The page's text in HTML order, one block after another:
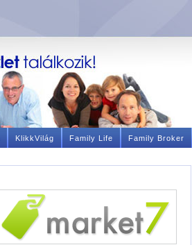
KlikkVilág Family Life Family Broker